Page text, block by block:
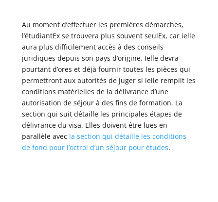
Au moment d’effectuer les premières démarches,
l’étudiantEx se trouvera plus souvent seulEx, car ielle
aura plus difficilement accès à des conseils
juridiques depuis son pays d’origine. Ielle devra
pourtant d’ores et déjà fournir toutes les pièces qui
permettront aux autorités de juger si ielle remplit les
conditions matérielles de la délivrance d’une
autorisation de séjour à des fins de formation. La
section qui suit détaille les principales étapes de
délivrance du visa. Elles doivent être lues en
parallèle avec la section qui détaille les conditions
de fond pour l’octroi d’un séjour pour études.